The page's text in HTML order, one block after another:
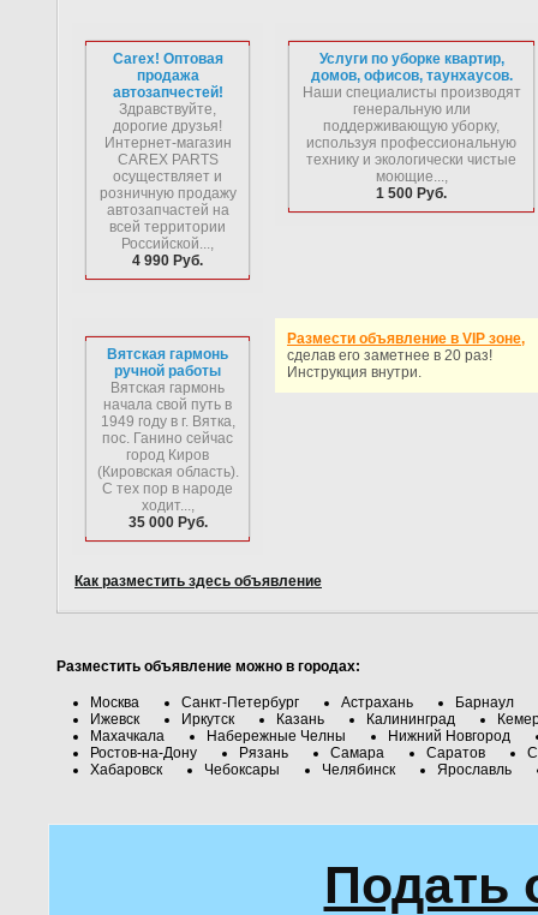
Carex! Оптовая
продажа
автозапчестей!
Здравствуйте,
дорогие друзья!
Интернет-магазин
CAREX PARTS
осуществляет и
розничную продажу
автозапчастей на
всей территории
Российской...,
4 990 Руб.
Услуги по уборке квартир,
домов, офисов, таунхаусов.
Наши специалисты производят
генеральную или
поддерживающую уборку,
используя профессиональную
технику и экологически чистые
моющие...,
1 500 Руб.
Вятская гармонь
ручной работы
Вятская гармонь
начала свой путь в
1949 году в г. Вятка,
пос. Ганино сейчас
город Киров
(Кировская область).
С тех пор в народе
ходит...,
35 000 Руб.
Размести объявление в VIP зоне,
сделав его заметнее в 20 раз!
Инструкция внутри.
Как разместить здесь объявление
Разместить объявление можно в городах:
Москва Санкт-Петербург Астрахань
Барнаул
Ижевск
Иркутск Казань Калининград
Махачкала
Набережные Челны
Нижний Новгород
Ростов-на-Дону
Рязань Самара Саратов
Хабаровск
Чебоксары Челябинск Ярославль
Подать